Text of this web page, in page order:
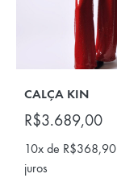
CALÇA KIN
R$3.689,00
10x de R$368,90
juros